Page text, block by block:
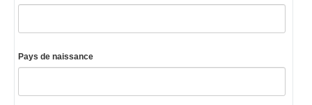
Pays de naissance